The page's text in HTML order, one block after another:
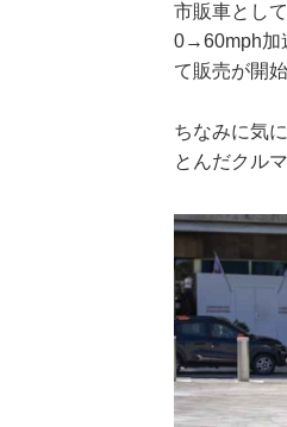
市販車とし
0→60mph加
て販売が開
ちなみに気
とんだクル